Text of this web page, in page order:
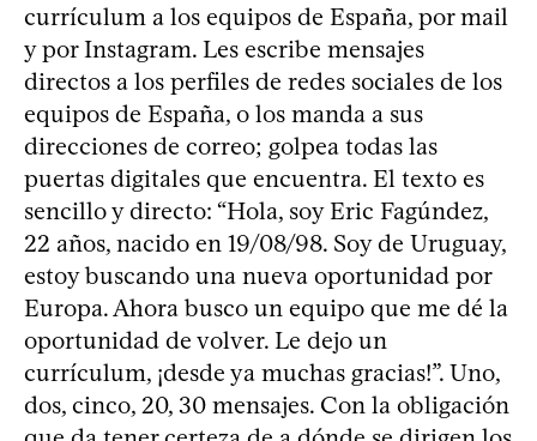
currículum a los equipos de España, por mail
y por Instagram. Les escribe mensajes
directos a los perfiles de redes sociales de los
equipos de España, o los manda a sus
direcciones de correo; golpea todas las
puertas digitales que encuentra. El texto es
sencillo y directo: “Hola, soy Eric Fagúndez,
22 años, nacido en 19/08/98. Soy de Uruguay,
estoy buscando una nueva oportunidad por
Europa. Ahora busco un equipo que me dé la
oportunidad de volver. Le dejo un
currículum, ¡desde ya muchas gracias!”. Uno,
dos, cinco, 20, 30 mensajes. Con la obligación